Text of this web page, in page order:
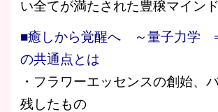
い全てが満たされた豊穣マインド
■癒しから覚醒へ ～量子力学
の共通点とは
・フラワーエッセンスの創始、
残したもの